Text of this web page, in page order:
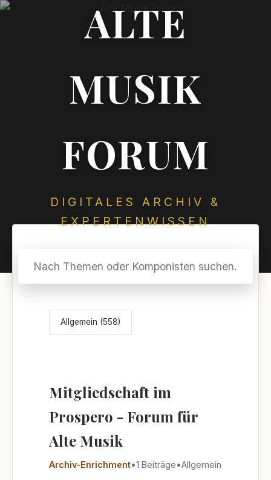
ALTE
MUSIK
FORUM
DIGITALES ARCHIV &
EXPERTENWISSEN
Themenübersicht
Allgemein (558)
Mitgliedschaft im
Prospero - Forum für
Alte Musik
Archiv-Enrichment•1 Beiträge•Allgemein